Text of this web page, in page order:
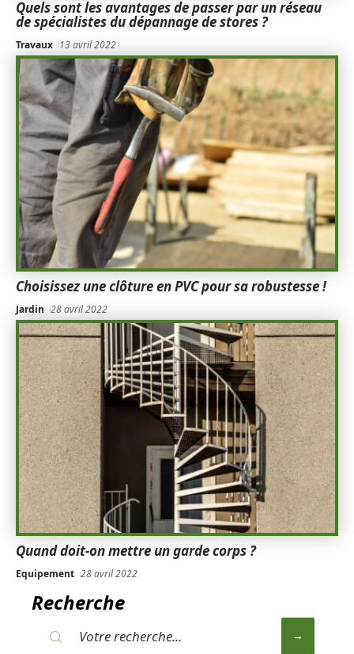
Quels sont les avantages de passer par un réseau
de spécialistes du dépannage de stores ?
Travaux 13 avril 2022
Choisissez une clôture en PVC pour sa robustesse !
Jardin 28 avril 2022
Quand doit-on mettre un garde corps ?
Equipement 28 avril 2022
Recherche